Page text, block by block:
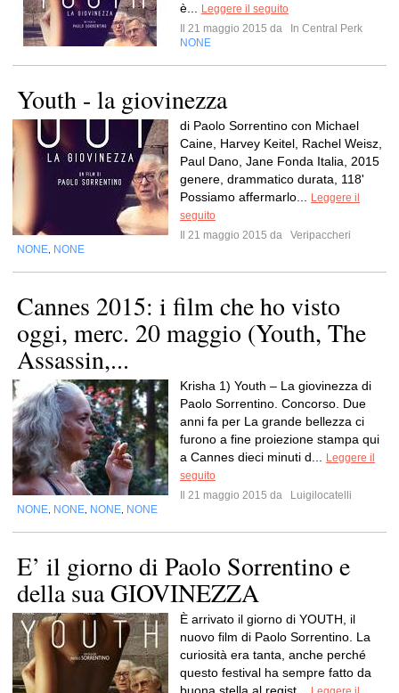
è...
Leggere il seguito
Il 21 maggio 2015 da
In Central Perk
NONE
Youth - la giovinezza
di Paolo Sorrentino con Michael
Caine, Harvey Keitel, Rachel Weisz,
Paul Dano, Jane Fonda Italia, 2015
genere, drammatico durata, 118'
Possiamo affermarlo...
Leggere il
seguito
Il 21 maggio 2015 da
Veripaccheri
NONE NONE
Cannes 2015: i film che ho visto
oggi, merc. 20 maggio (Youth, The
Assassin,...
Krisha 1) Youth – La giovinezza di
Paolo Sorrentino. Concorso. Due
anni fa per La grande bellezza ci
furono a fine proiezione stampa qui
a Cannes dieci minuti d...
Leggere il
seguito
Il 21 maggio 2015 da
Luigilocatelli
NONE NONE NONE NONE
E’ il giorno di Paolo Sorrentino e
della sua GIOVINEZZA
È arrivato il giorno di YOUTH, il
nuovo film di Paolo Sorrentino. La
curiosità era tanta, anche perché
questo festival ha sempre fatto da